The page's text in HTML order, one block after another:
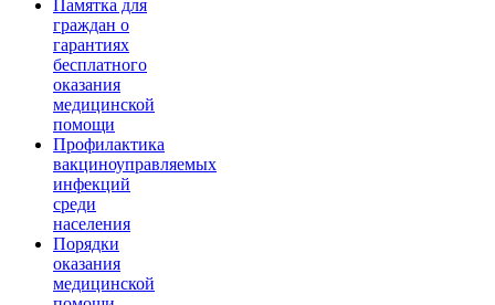
Памятка для
граждан о
гарантиях
бесплатного
оказания
медицинской
помощи
Профилактика
вакциноуправляемых
инфекций
среди
населения
Порядки
оказания
медицинской